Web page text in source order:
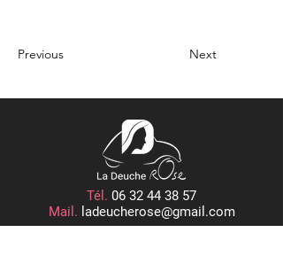
Previous Next
Tél. 06 32 44 38 57
Mail. ladeucherose@gmail.com